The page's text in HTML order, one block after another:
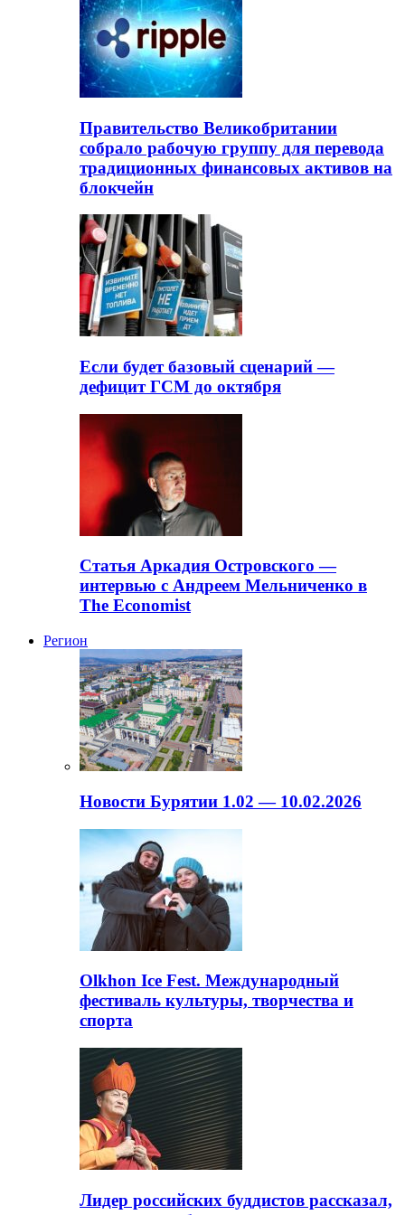
Правительство Великобритании
собрало рабочую группу для перевода
традиционных финансовых активов на
блокчейн
Если будет базовый сценарий —
дефицит ГСМ до октября
Статья Аркадия Островского —
интервью с Андреем Мельниченко в
The Economist
Регион
Новости Бурятии 1.02 — 10.02.2026
Olkhon Ice Fest. Международный
фестиваль культуры, творчества и
спорта
Лидер российских буддистов рассказал,